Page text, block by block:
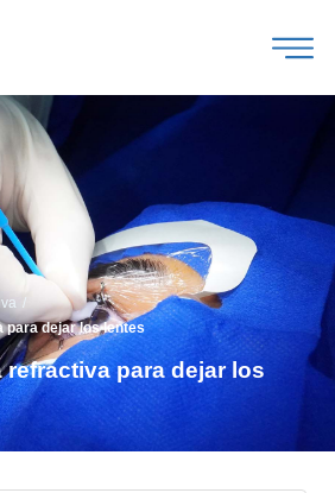
/
para dejar los lentes
para dejar los